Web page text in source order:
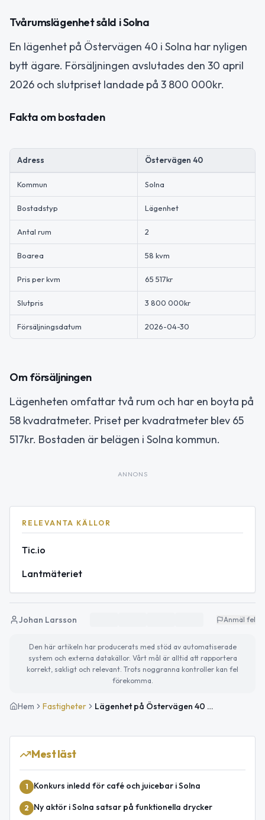
Tvårumslägenhet såld i Solna
En lägenhet på Östervägen 40 i Solna har nyligen
bytt ägare. Försäljningen avslutades den 30 april
2026 och slutpriset landade på 3 800 000kr.
Fakta om bostaden
Adress Östervägen 40
Kommun Solna
Bostadstyp Lägenhet
Antal rum 2
Boarea 58 kvm
Pris per kvm 65 517kr
Slutpris 3 800 000kr
Försäljningsdatum 2026-04-30
Om försäljningen
Lägenheten omfattar två rum och har en boyta på
58 kvadratmeter. Priset per kvadratmeter blev 65
517kr. Bostaden är belägen i Solna kommun.
ANNONS
RELEVANTA KÄLLOR
Tic.io
Lantmäteriet
Johan Larsson Anmäl fel
Den här artikeln har producerats med stöd av automatiserade
system och externa datakällor. Vårt mål är alltid att rapportera
korrekt, sakligt och relevant. Trots noggranna kontroller kan fel
förekomma.
Hem Fastigheter Lägenhet på Östervägen 40 i Solna såld för 3 800 000kr
Mest läst
1 Konkurs inledd för café och juicebar i Solna
2 Ny aktör i Solna satsar på funktionella drycker